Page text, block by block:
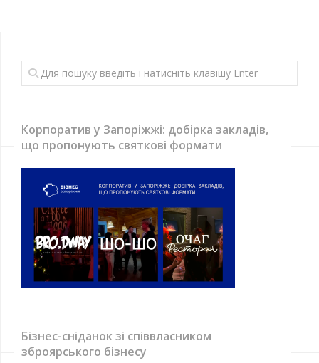
Корпоратив у Запоріжжі: добірка закладів,
що пропонують святкові формати
Бізнес-сніданок зі співвласником
зброярського бізнесу